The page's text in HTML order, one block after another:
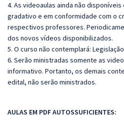
4. As videoaulas ainda não
gradativo e em conformidade com o
respectivos professores.
dos novos vídeos disponibilizados.
5. O curso não contemplará: Legislação
6. Serão ministradas somente as
informativo. Portanto, os demais
edital, não serão ministrados.
AULAS EM PDF AUTOSSUFICIENTES: